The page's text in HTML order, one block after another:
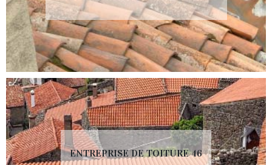
ENTREPRISE DE TOITURE 46